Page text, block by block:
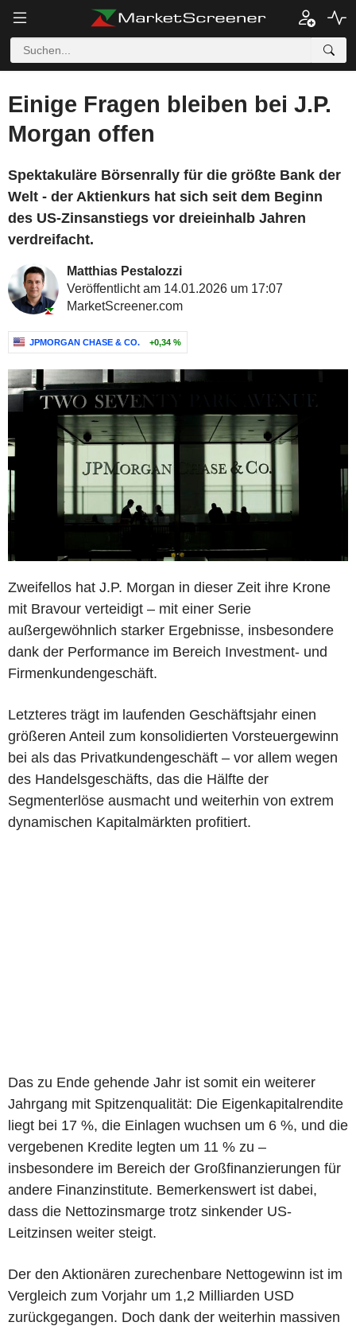
Einige Fragen bleiben bei J.P.
Morgan offen
Spektakuläre Börsenrally für die größte Bank der
Welt - der Aktienkurs hat sich seit dem Beginn
des US-Zinsanstiegs vor dreieinhalb Jahren
verdreifacht.
Matthias Pestalozzi
Veröffentlicht am 14.01.2026 um 17:07
MarketScreener.com
JPMORGAN CHASE & CO. +0,34 %
Zweifellos hat J.P. Morgan in dieser Zeit ihre Krone
mit Bravour verteidigt – mit einer Serie
außergewöhnlich starker Ergebnisse, insbesondere
dank der Performance im Bereich Investment- und
Firmenkundengeschäft.
Letzteres trägt im laufenden Geschäftsjahr einen
größeren Anteil zum konsolidierten Vorsteuergewinn
bei als das Privatkundengeschäft – vor allem wegen
des Handelsgeschäfts, das die Hälfte der
Segmenterlöse ausmacht und weiterhin von extrem
dynamischen Kapitalmärkten profitiert.
Das zu Ende gehende Jahr ist somit ein weiterer
Jahrgang mit Spitzenqualität: Die Eigenkapitalrendite
liegt bei 17 %, die Einlagen wuchsen um 6 %, und die
vergebenen Kredite legten um 11 % zu –
insbesondere im Bereich der Großfinanzierungen für
andere Finanzinstitute. Bemerkenswert ist dabei,
dass die Nettozinsmarge trotz sinkender US-
Leitzinsen weiter steigt.
Der den Aktionären zurechenbare Nettogewinn ist im
Vergleich zum Vorjahr um 1,2 Milliarden USD
zurückgegangen. Doch dank der weiterhin massiven